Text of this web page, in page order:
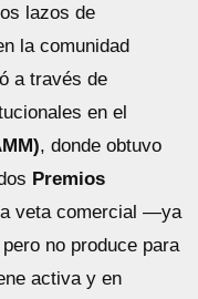
lazos de
la comunidad
a través de
en el
, donde obtuvo
Premios
veta comercial —ya
no produce para
activa y en